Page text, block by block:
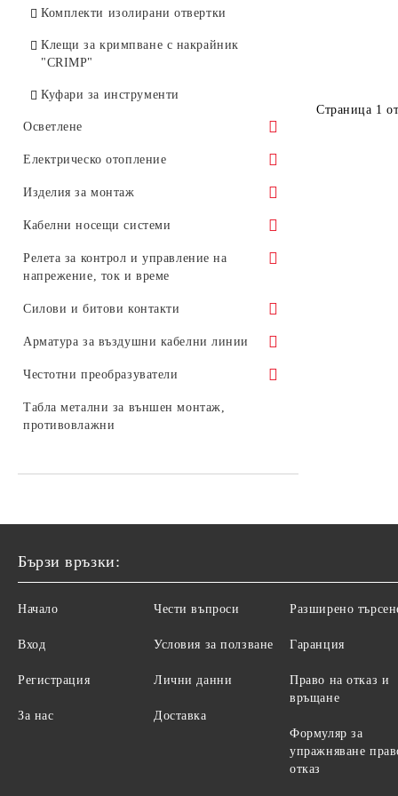
AC стопяеми предпазители –
AC стопяеми предпазители –
DC (PV) стопяеми предпазители
Комплекти изолирани отвертки
Клещи за кримпване с накрайник
"CRIMP"
Куфари за инструменти
Осветлене
Комплекти към осветителни тела
Сензори за движение
Лампи
Осветление за басейни
LED прожектори
Електрическо отопление
Терморегулатори
Саморегулиращи нагревателни
Подово отопление
Изделия за монтаж
Клемореди и разпределителни
Нулеви и съединителни шини
Кабелни превръзки (свински
Кабелни обувки и гилзи за пресоване
Месингови кабелни щуцери
Спирали за кабели
Кабелни носещи системи
Пластмасови кабелни канали
Релета за контрол и управление на
напрежение, ток и време
Релета за контрол на напрежението
Релета за време
Релета за мониторинг на ток и
Релета междинни
Силови и битови контакти
Силови контакти от серия E.PRO
Разклонители
Домакински щепсел
Арматура за въздушни кабелни линии
Скоби и клеми за СИП
Пробивни скоби за СИП (IPC)
Куки и болтове
Анкерни скоби
Честотни преобразуватели
Монофазни честотни
преобразуватели
Табла метални за външен монтаж,
противовлажни
Страница 1
Бързи връзки:
Начало
Вход
Регистрация
За нас
Чести въпроси
Условия за ползване
Лични данни
Доставка
Разширено
Гаранция
Право на отказ и
връщане
Формуляр за
упражняване
отказ